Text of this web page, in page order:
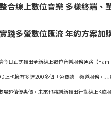
合線上數位音樂 多樣終端、
踐多螢數位匯流 年約方案加
今日正式推出全新線上數位音樂服務通路【Hami
上也擁有多達200多個「免費聽」頻道服務，
場超值優惠價，未來也將創新推出行動線上K歌